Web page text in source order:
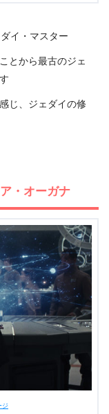
イ・マスター
とから最古のジェ
じ、ジェダイの修
・オーガナ
ジ